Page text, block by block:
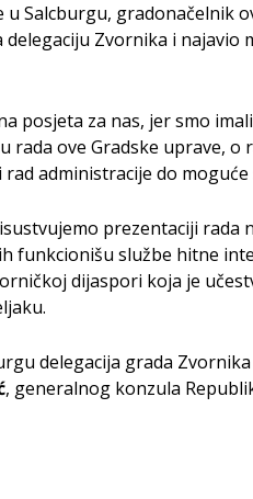
u Salcburgu, gradonačelnik
Zvornika i
posjeta za nas, jer smo
rada ove Gradske uprave,
administracije do
prezentaciji rada
funkcionišu službe hitne
dijaspori koja je
delegacija grada
, generalnog konzula